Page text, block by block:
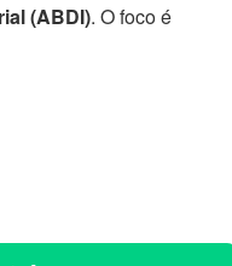
(ABDI). O foco é